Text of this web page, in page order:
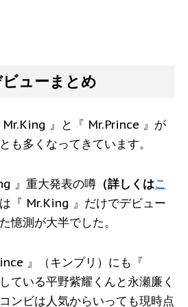
ューまとめ
』と『 Mr.Prince 』が
も多くなってきています。
』重大発表の噂 （詳しくはこ
『 Mr.King 』だけでデビュー
憶測が大半でした。
』（キンプリ）にも『
ている平野紫耀くんと永瀬廉く
ンビは人気からいっても現時点